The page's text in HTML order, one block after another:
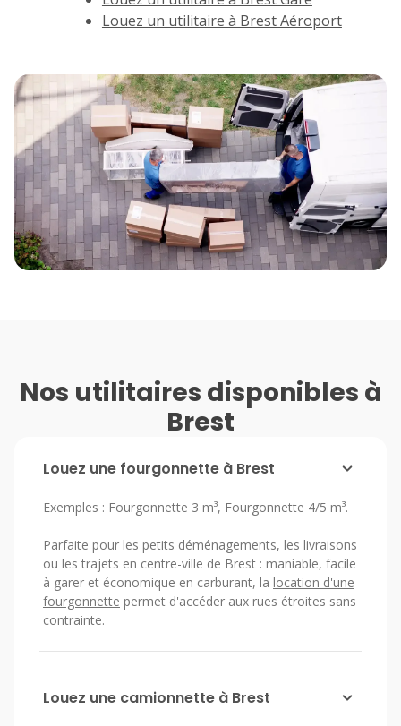
14 15 16 17 18
21 22 24
28 29 30
Louez un utilitaire à Brest Aéroport
Nos utilitaires disponibles à
Brest
Louez une fourgonnette à Brest
Exemples : Fourgonnette 3 m³, Fourgonnette 4/5 m³.
Parfaite pour les petits déménagements, les livraisons
ou les trajets en centre-ville de Brest : maniable, facile
à garer et économique en carburant, la location d'une
fourgonnette permet d'accéder aux rues étroites sans
contrainte.
Louez une camionnette à Brest